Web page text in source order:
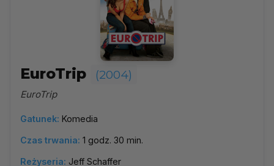
EuroTrip (2004)
EuroTrip
Gatunek: Komedia
Czas trwania: 1 godz. 30 min.
Reżyseria: Jeff Schaffer